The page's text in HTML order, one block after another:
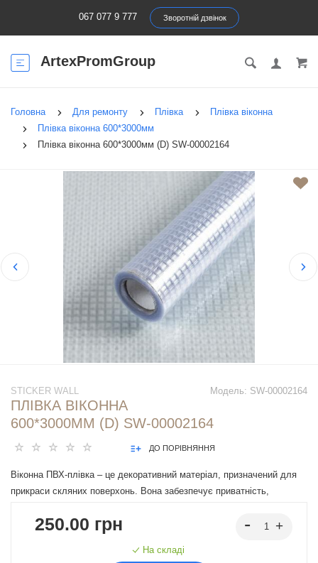
067 077 9 777 Зворотній дзвінок
ArtexPromGroup
Головна Для ремонту Плівка
Плівка віконна
Плівка віконна 600*3000мм
Плівка віконна 600*3000мм (D) SW-00002164
Модель: SW-00002164
STICKER WALL
ПЛІВКА ВІКОННА
600*3000ММ (D) SW-00002164
ДО ПОРІВНЯННЯ
Віконна ПВХ-плівка – це декоративний матеріал, призначений для
прикраси скляних поверхонь. Вона забезпечує приватність,
естетичної привабливості вашому інтер'єру. Легко наноситься на
обмежуючи видимість через скло.
250.00 грн
На складі